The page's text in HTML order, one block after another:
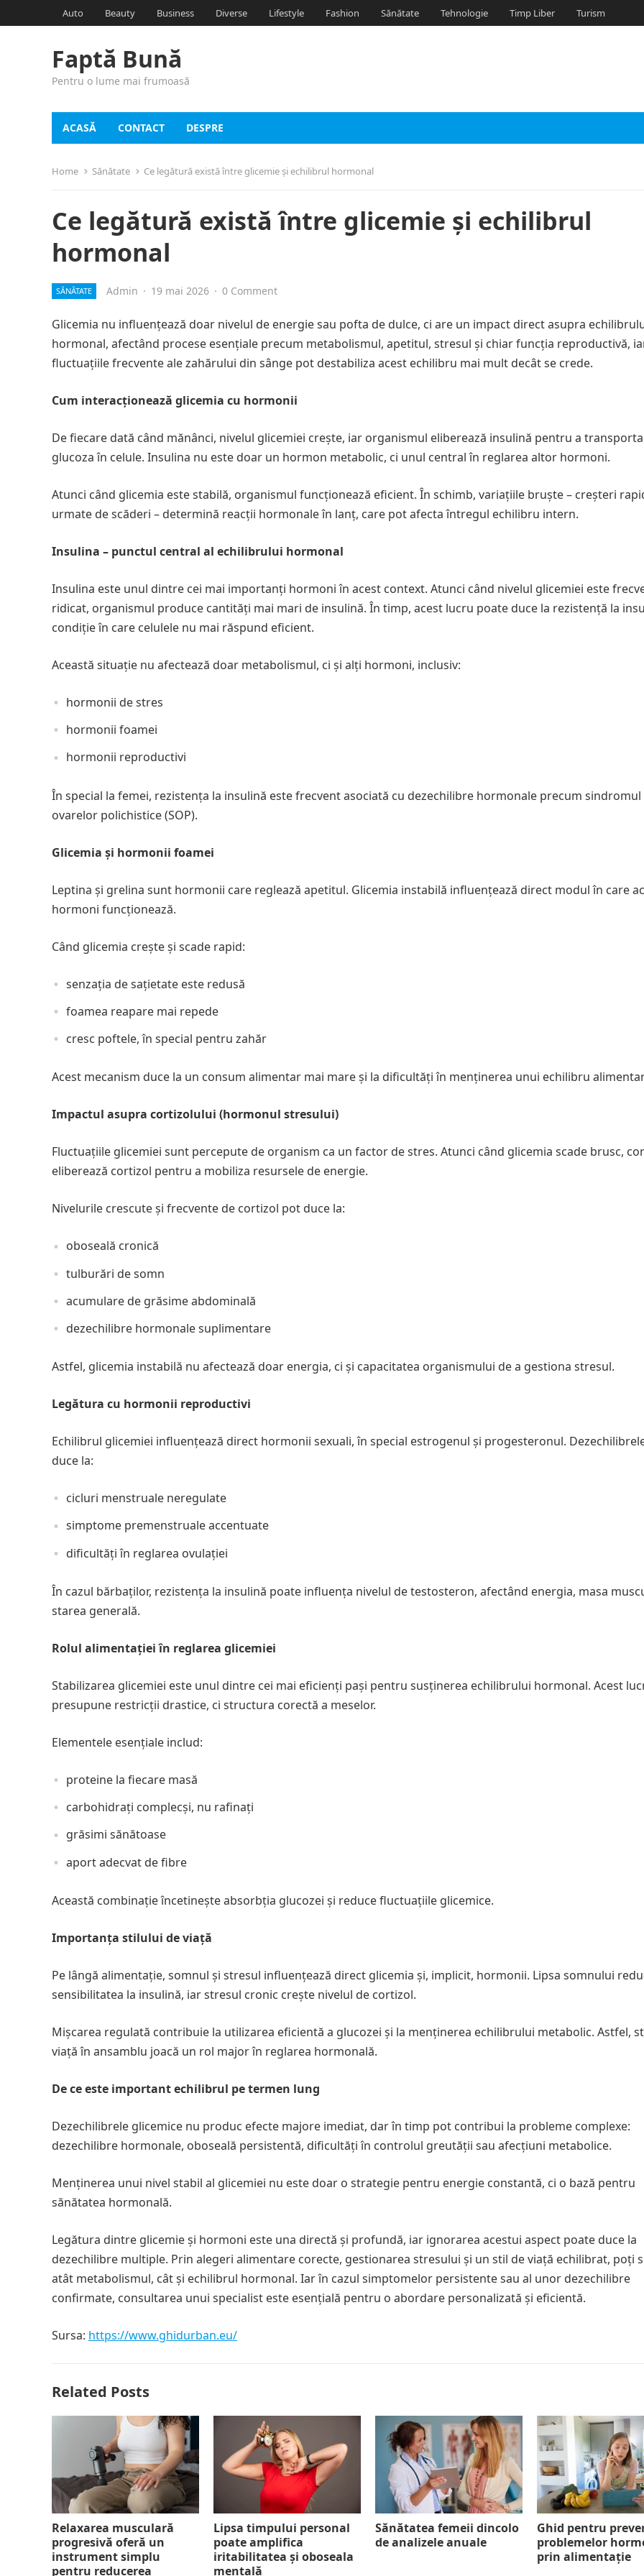
Auto Beauty Business Diverse Lifestyle Fashion Sănătate Tehnologie Timp Liber Turism
Faptă Bună
Pentru o lume mai frumoasă
ACASĂ CONTACT DESPRE
Home Sănătate Ce legătură există între glicemie și echilibrul hormonal
Ce legătură există între glicemie și echilibrul
hormonal
SĂNĂTATE Admin · 19 mai 2026 · 0 Comment
Glicemia nu influențează doar nivelul de energie sau pofta de dulce, ci are un impact direct asupra
hormonal, afectând procese esențiale precum metabolismul, apetitul, stresul și chiar funcția reproductivă,
fluctuațiile frecvente ale zahărului din sânge pot destabiliza acest echilibru mai mult decât se crede.
Cum interacționează glicemia cu hormonii
De fiecare dată când mănânci, nivelul glicemiei crește, iar organismul eliberează insulină pentru a transporta
glucoza în celule. Insulina nu este doar un hormon metabolic, ci unul central în reglarea altor hormoni.
Atunci când glicemia este stabilă, organismul funcționează eficient. În schimb, variațiile bruște – creșteri
urmate de scăderi – determină reacții hormonale în lanț, care pot afecta întregul echilibru intern.
Insulina – punctul central al echilibrului hormonal
Insulina este unul dintre cei mai importanți hormoni în acest context. Atunci când nivelul glicemiei este
ridicat, organismul produce cantități mai mari de insulină. În timp, acest lucru poate duce la rezistență la
condiție în care celulele nu mai răspund eficient.
Această situație nu afectează doar metabolismul, ci și alți hormoni, inclusiv:
hormonii de stres
hormonii foamei
hormonii reproductivi
În special la femei, rezistența la insulină este frecvent asociată cu dezechilibre hormonale precum sindromul
ovarelor polichistice (SOP).
Glicemia și hormonii foamei
Leptina și grelina sunt hormonii care reglează apetitul. Glicemia instabilă influențează direct modul în care
hormoni funcționează.
Când glicemia crește și scade rapid:
senzația de sațietate este redusă
foamea reapare mai repede
cresc poftele, în special pentru zahăr
Acest mecanism duce la un consum alimentar mai mare și la dificultăți în menținerea unui echilibru
Impactul asupra cortizolului (hormonul stresului)
Fluctuațiile glicemiei sunt percepute de organism ca un factor de stres. Atunci când glicemia scade brusc,
eliberează cortizol pentru a mobiliza resursele de energie.
Nivelurile crescute și frecvente de cortizol pot duce la:
oboseală cronică
tulburări de somn
acumulare de grăsime abdominală
dezechilibre hormonale suplimentare
Astfel, glicemia instabilă nu afectează doar energia, ci și capacitatea organismului de a gestiona stresul.
Legătura cu hormonii reproductivi
Echilibrul glicemiei influențează direct hormonii sexuali, în special estrogenul și progesteronul.
duce la:
cicluri menstruale neregulate
simptome premenstruale accentuate
dificultăți în reglarea ovulației
În cazul bărbaților, rezistența la insulină poate influența nivelul de testosteron, afectând energia, masa
starea generală.
Rolul alimentației în reglarea glicemiei
Stabilizarea glicemiei este unul dintre cei mai eficienți pași pentru susținerea echilibrului hormonal. Acest
presupune restricții drastice, ci structura corectă a meselor.
Elementele esențiale includ:
proteine la fiecare masă
carbohidrați complecși, nu rafinați
grăsimi sănătoase
aport adecvat de fibre
Această combinație încetinește absorbția glucozei și reduce fluctuațiile glicemice.
Importanța stilului de viață
Pe lângă alimentație, somnul și stresul influențează direct glicemia și, implicit, hormonii. Lipsa somnului
sensibilitatea la insulină, iar stresul cronic crește nivelul de cortizol.
Mișcarea regulată contribuie la utilizarea eficientă a glucozei și la menținerea echilibrului metabolic. Astfel,
viață în ansamblu joacă un rol major în reglarea hormonală.
De ce este important echilibrul pe termen lung
Dezechilibrele glicemice nu produc efecte majore imediat, dar în timp pot contribui la probleme complexe:
dezechilibre hormonale, oboseală persistentă, dificultăți în controlul greutății sau afecțiuni metabolice.
Menținerea unui nivel stabil al glicemiei nu este doar o strategie pentru energie constantă, ci o bază pentru
sănătatea hormonală.
Legătura dintre glicemie și hormoni este una directă și profundă, iar ignorarea acestui aspect poate duce la
dezechilibre multiple. Prin alegeri alimentare corecte, gestionarea stresului și un stil de viață echilibrat, poți
atât metabolismul, cât și echilibrul hormonal. Iar în cazul simptomelor persistente sau al unor dezechilibre
confirmate, consultarea unui specialist este esențială pentru o abordare personalizată și eficientă.
Sursa: https://www.ghidurban.eu/
Related Posts
Relaxarea musculară
progresivă oferă un
instrument simplu
pentru reducerea
Lipsa timpului personal
poate amplifica
iritabilitatea și oboseala
mentală
Sănătatea femeii dincolo
de analizele anuale
Ghid pentru
problemelor
prin alimentație